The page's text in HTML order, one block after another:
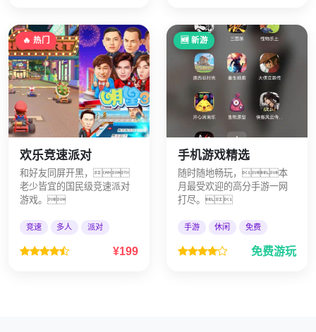
🔥 热门
欢乐竞速派对
和好友同屏开黑，
老少皆宜的国民级竞速派对
游戏。
竞速 多人 派对
¥199
🆕 新游
手机游戏精选
随时随地畅玩，本
月最受欢迎的高分手游一网
打尽。
手游 休闲 免费
免费游玩